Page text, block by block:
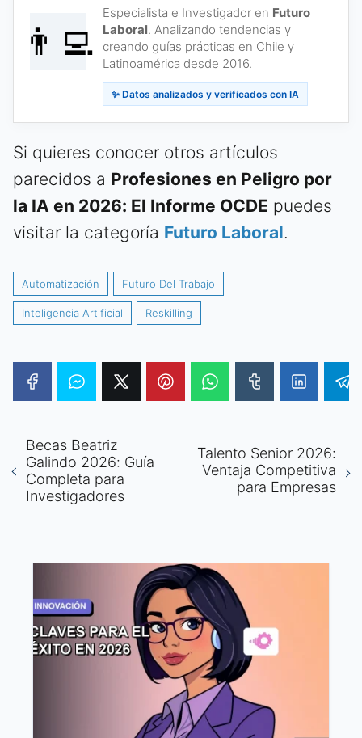
👨‍💻
Especialista e Investigador en Futuro
Laboral. Analizando tendencias y
creando guías prácticas en Chile y
Latinoamérica desde 2016.
✨ Datos analizados y verificados con IA
Si quieres conocer otros artículos
parecidos a Profesiones en Peligro por
la IA en 2026: El Informe OCDE puedes
visitar la categoría Futuro Laboral.
Automatización Futuro Del Trabajo
Inteligencia Artificial Reskilling
Becas Beatriz
Galindo 2026: Guía
Completa para
Investigadores
Talento Senior 2026:
Ventaja Competitiva
para Empresas